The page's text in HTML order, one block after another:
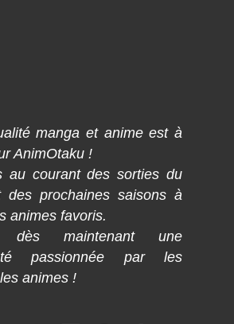
manga et anime est à
AnimOtaku !
au courant des sorties du
des prochaines saisons à
animes favoris.
dès maintenant une
passionnée par les
animes !